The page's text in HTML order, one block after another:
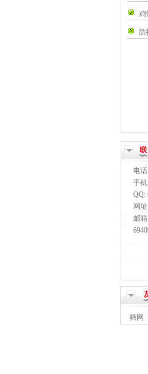
鸡
电
手机
QQ:
网
邮箱
筛网